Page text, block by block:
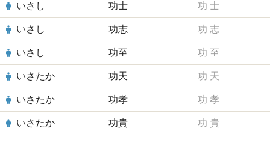
いさし 功士 功 士
いさし 功志 功 志
いさし 功至 功 至
いさたか 功天 功 天
いさたか 功孝 功 孝
いさたか 功貴 功 貴